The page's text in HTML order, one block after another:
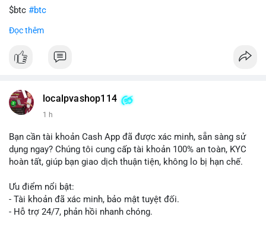
$btc #btc
#vlikevn
📰 Nguồn: Cointelegraph
Đọc thêm
localpvashop114
1 h
Bạn cần tài khoản Cash App đã được xác minh, sẵn sàng sử
dụng ngay? Chúng tôi cung cấp tài khoản 100% an toàn, KYC
hoàn tất, giúp bạn giao dịch thuận tiện, không lo bị hạn chế.
Ưu điểm nổi bật:
- Tài khoản đã xác minh, bảo mật tuyệt đối.
- Hỗ trợ 24/7, phản hồi nhanh chóng.